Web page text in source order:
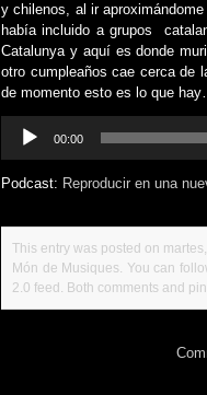
y chilenos, al ir
había incluido a grupos
Catalunya y aquí es donde
otro cumpleaños cae cerca de
de momento esto es lo que
Reproductor
00:00
Podcast: Reproducir en una
This entry was posted on
Món de Musiques. You can
2.0 feed. Both comments and